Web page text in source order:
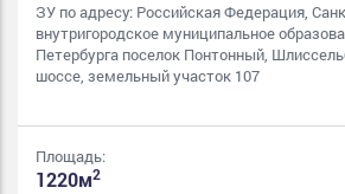
ЗУ по адресу: Российская Федерация,
внутригородское муниципальное
Петербурга поселок Понтонный,
шоссе, земельный участок 107
Площадь:
1220м2